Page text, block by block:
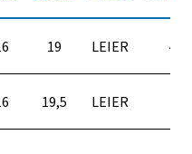
19 LEIER 48*
19,5 LEIER